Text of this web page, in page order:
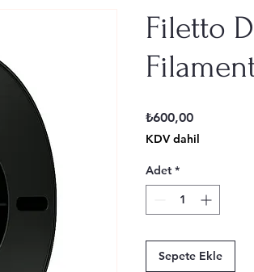
Filetto
₺600,00Fiyat
KDV dahil
Adet *
Sepete Ekle